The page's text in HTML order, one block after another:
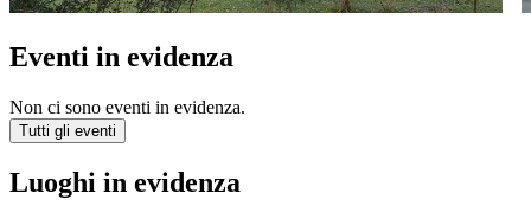
Eventi in evidenza
Non ci sono eventi in evidenza.
Tutti gli eventi
Luoghi in evidenza